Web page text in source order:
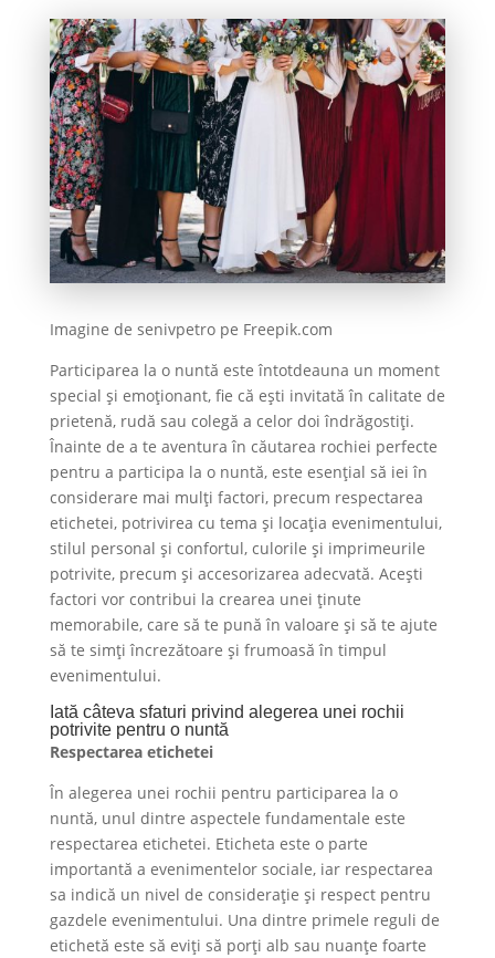
Imagine de senivpetro pe Freepik.com
Participarea la o nuntă este întotdeauna un moment
special și emoționant, fie că ești invitată în calitate de
prietenă, rudă sau colegă a celor doi îndrăgostiți.
Înainte de a te aventura în căutarea rochiei perfecte
pentru a participa la o nuntă, este esențial să iei în
considerare mai mulți factori, precum respectarea
etichetei, potrivirea cu tema și locația evenimentului,
stilul personal și confortul, culorile și imprimeurile
potrivite, precum și accesorizarea adecvată. Acești
factori vor contribui la crearea unei ținute
memorabile, care să te pună în valoare și să te ajute
să te simți încrezătoare și frumoasă în timpul
evenimentului.
Iată câteva sfaturi privind alegerea unei rochii
potrivite pentru o nuntă
Respectarea etichetei
În alegerea unei rochii pentru participarea la o
nuntă, unul dintre aspectele fundamentale este
respectarea etichetei. Eticheta este o parte
importantă a evenimentelor sociale, iar respectarea
sa indică un nivel de considerație și respect pentru
gazdele evenimentului. Una dintre primele reguli de
etichetă este să eviți să porți alb sau nuanțe foarte